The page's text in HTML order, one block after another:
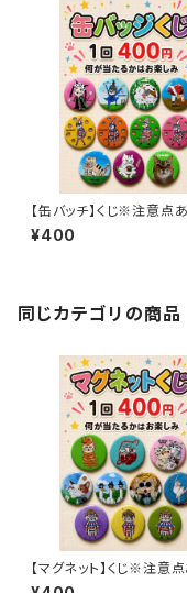
【缶バッチ】くじ※注意点あ
明をご確認ください
¥400
同じカテゴリの商品
【マグネット】くじ※注意点
説明をご確認ください